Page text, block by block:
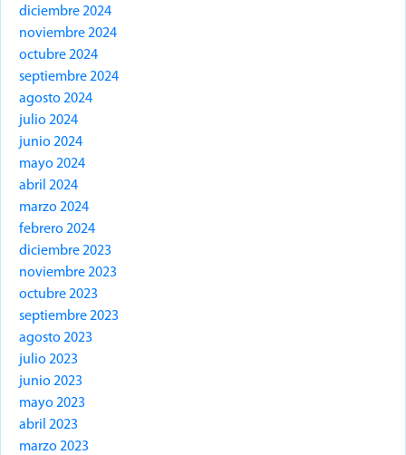
diciembre 2024
noviembre 2024
octubre 2024
septiembre 2024
agosto 2024
julio 2024
junio 2024
mayo 2024
abril 2024
marzo 2024
febrero 2024
diciembre 2023
noviembre 2023
octubre 2023
septiembre 2023
agosto 2023
julio 2023
junio 2023
mayo 2023
abril 2023
marzo 2023